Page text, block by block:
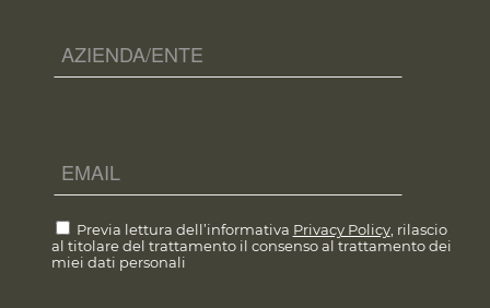
Previa lettura dell’informativa Privacy Policy, rilascio
al titolare del trattamento il consenso al trattamento dei
miei dati personali